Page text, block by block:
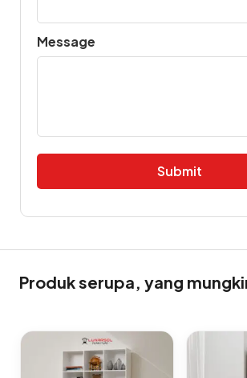
Message
Produk serupa, yang